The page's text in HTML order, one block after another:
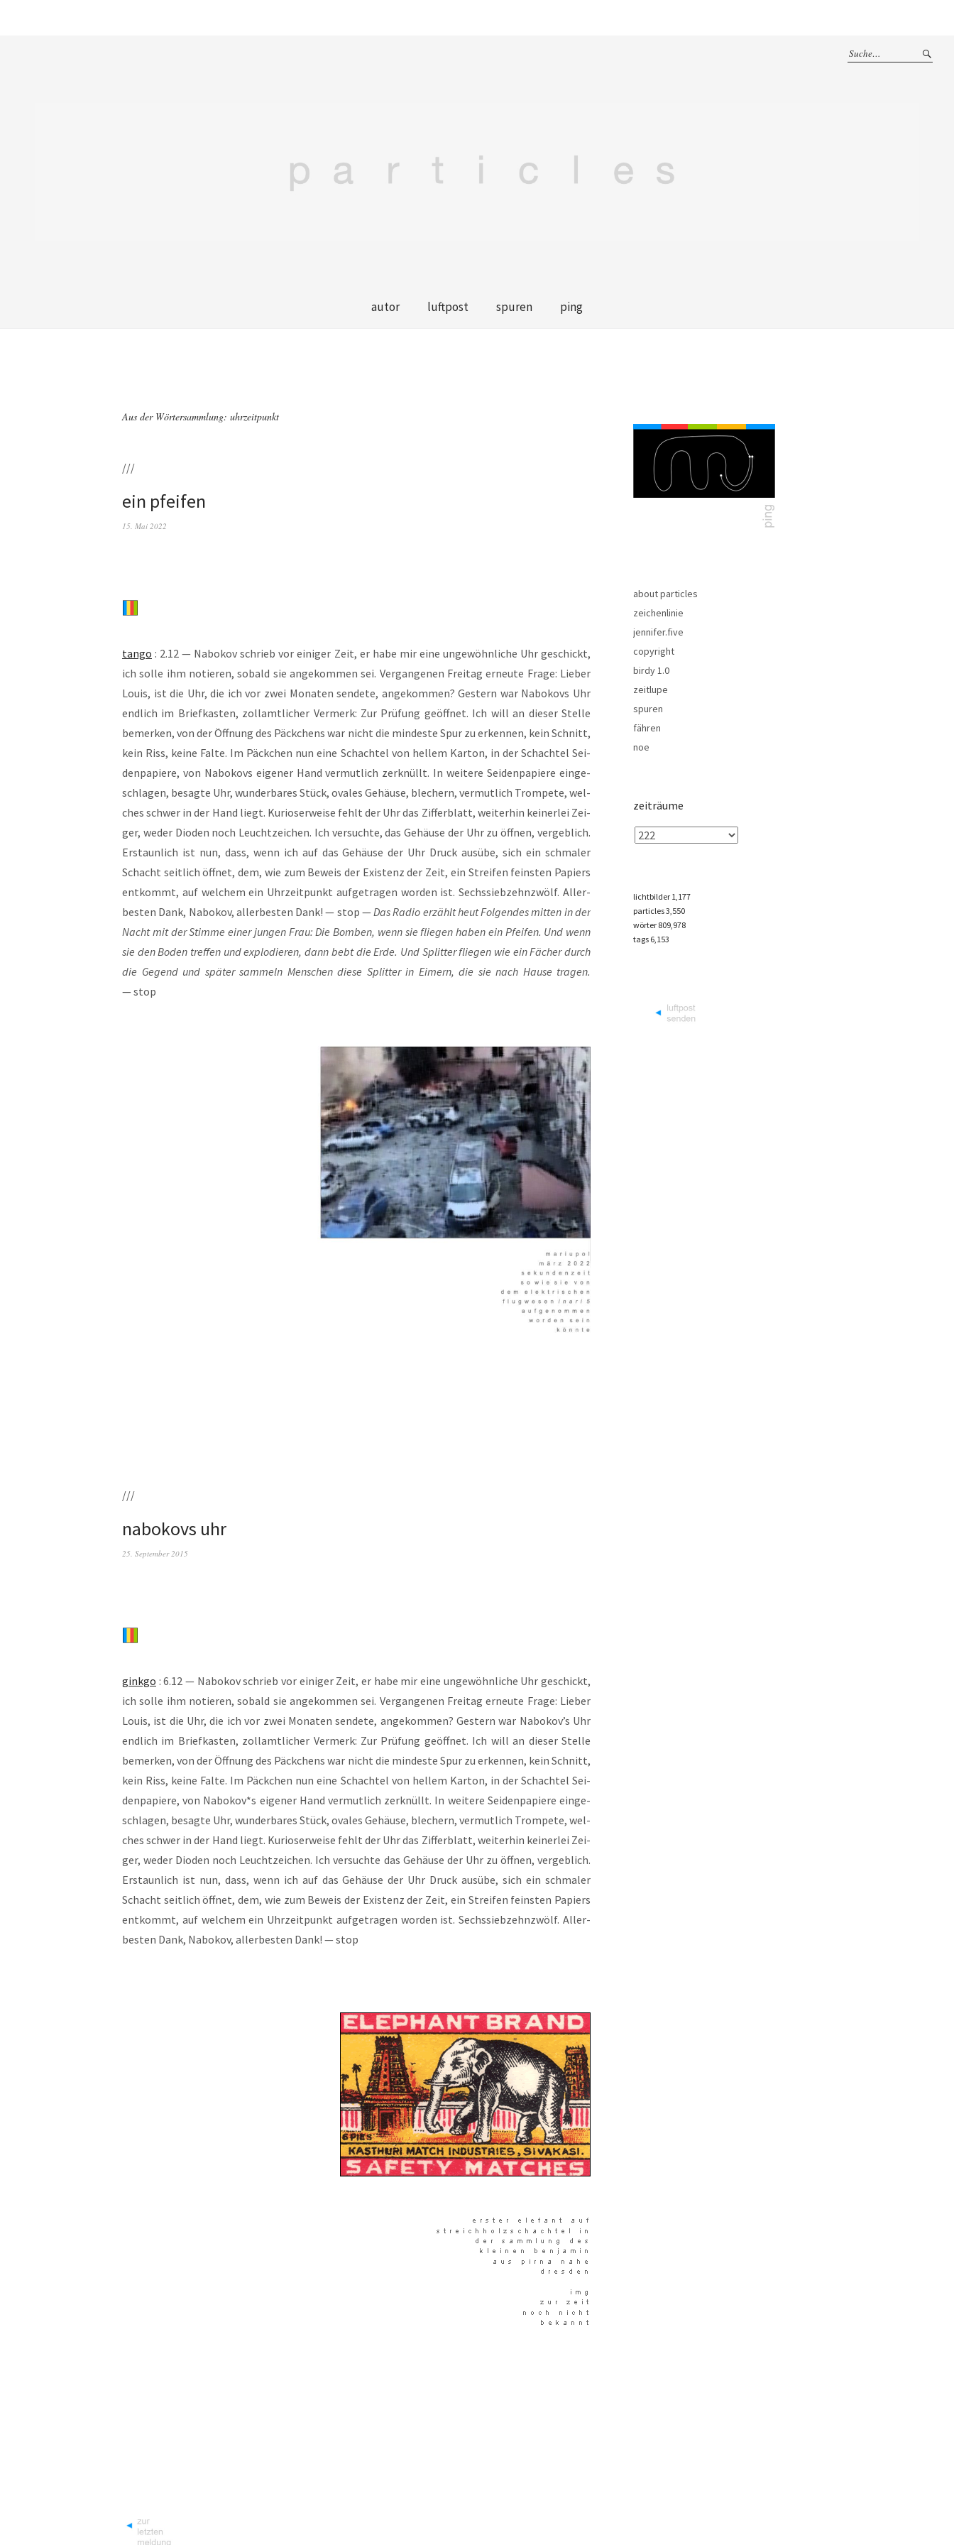
autor luftpost spuren ping
Aus der Wörtersammlung: uhrzeitpunkt
///
ein pfeifen
15. Mai 2022
tan­go : 2.12 — Nabo­kov schrieb vor eini­ger Zeit, er habe mir eine unge­wöhn­li­che Uhr geschickt,
ich sol­le ihm notie­ren, sobald sie ange­kom­men sei. Ver­gan­ge­nen Frei­tag erneu­te Fra­ge: Lie­ber
Lou­is, ist die Uhr, die ich vor zwei Mona­ten sen­de­te, ange­kom­men? Ges­tern war Nabo­kovs Uhr
end­lich im Brief­kas­ten, zoll­amt­li­cher Ver­merk: Zur Prü­fung geöff­net. Ich will an die­ser Stel­le
bemer­ken, von der Öff­nung des Päck­chens war nicht die min­des­te Spur zu erken­nen, kein Schnitt,
kein Riss, kei­ne Fal­te. Im Päck­chen nun eine Schach­tel von hel­lem Kar­ton, in der Schach­tel Sei­
den­pa­pie­re, von Nabo­kovs eige­ner Hand ver­mut­lich zer­knüllt. In wei­te­re Sei­den­pa­pie­re ein­ge­
schla­gen, besag­te Uhr, wun­der­ba­res Stück, ova­les Gehäu­se, ble­chern, ver­mut­lich Trom­pe­te, wel­
ches schwer in der Hand liegt. Kurio­ser­wei­se fehlt der Uhr das Zif­fer­blatt, wei­ter­hin kei­ner­lei Zei­
ger, weder Dioden noch Leucht­zei­chen. Ich ver­such­te, das Gehäu­se der Uhr zu öff­nen, ver­geb­lich.
Erstaun­lich ist nun, dass, wenn ich auf das Gehäu­se der Uhr Druck aus­übe, sich ein schma­ler
Schacht seit­lich öff­net, dem, wie zum Beweis der Exis­tenz der Zeit, ein Strei­fen feins­ten Papiers
ent­kommt, auf wel­chem ein Uhr­zeit­punkt auf­ge­tra­gen wor­den ist. Sechs­sieb­zehnzwölf. Aller­
bes­ten Dank, Nabo­kov, aller­bes­ten Dank! — stop —Das Radio erzählt heut Fol­gen­des mit­ten in der
Nacht mit der Stim­me einer jun­gen Frau: Die Bom­ben, wenn sie flie­gen haben ein Pfei­fen. Und wenn
sie den Boden tref­fen und explo­die­ren, dann bebt die Erde. Und Split­ter flie­gen wie ein Fächer durch
die Gegend und spä­ter sam­meln Men­schen die­se Split­ter in Eimern, die sie nach Hau­se tra­gen.
— stop
///
nabokovs uhr
25. September 2015
gink­go : 6.12 — Nabo­kov schrieb vor eini­ger Zeit, er habe mir eine unge­wöhn­li­che Uhr geschickt,
ich sol­le ihm notie­ren, sobald sie ange­kom­men sei. Ver­gan­ge­nen Frei­tag erneu­te Fra­ge: Lie­ber
Lou­is, ist die Uhr, die ich vor zwei Mona­ten sen­de­te, ange­kom­men? Ges­tern war Nabokov’s Uhr
end­lich im Brief­kas­ten, zoll­amt­li­cher Ver­merk: Zur Prü­fung geöff­net. Ich will an die­ser Stel­le
bemer­ken, von der Öff­nung des Päck­chens war nicht die min­des­te Spur zu erken­nen, kein Schnitt,
kein Riss, kei­ne Fal­te. Im Päck­chen nun eine Schach­tel von hel­lem Kar­ton, in der Schach­tel Sei­
den­pa­pie­re, von Nabokov*s eige­ner Hand ver­mut­lich zer­knüllt. In wei­te­re Sei­den­pa­pie­re ein­ge­
schla­gen, besag­te Uhr, wun­der­ba­res Stück, ova­les Gehäu­se, ble­chern, ver­mut­lich Trom­pe­te, wel­
ches schwer in der Hand liegt. Kurio­ser­wei­se fehlt der Uhr das Zif­fer­blatt, wei­ter­hin kei­ner­lei Zei­
ger, weder Dioden noch Leucht­zei­chen. Ich ver­such­te das Gehäu­se der Uhr zu öff­nen, ver­geb­lich.
Erstaun­lich ist nun, dass, wenn ich auf das Gehäu­se der Uhr Druck aus­übe, sich ein schma­ler
Schacht seit­lich öff­net, dem, wie zum Beweis der Exis­tenz der Zeit, ein Strei­fen feins­ten Papiers
ent­kommt, auf wel­chem ein Uhr­zeit­punkt auf­ge­tra­gen wor­den ist. Sechs­sieb­zehnzwölf. Aller­
bes­ten Dank, Nabo­kov, aller­bes­ten Dank! — stop
about particles
zeichenlinie
jennifer.five
copyright
birdy 1.0
zeitlupe
spuren
fähren
noe
zeiträume
lichtbilder 1,177
particles3,550
wörter 809,978
tags 6,153